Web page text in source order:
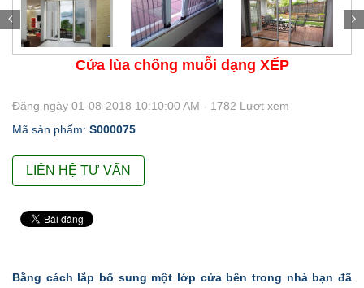
Cửa lùa chống muỗi dạng XẾP
Đăng ngày 01-08-2018 10:10:00 AM - 1782 Lượt xem
Mã sản phẩm: S000075
LIÊN HỆ TƯ VẤN
Bằng cách lắp bổ sung một lớp cửa bên trong nhà bạn đã